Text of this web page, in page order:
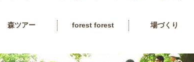
森ツアー forest forest 場づくり